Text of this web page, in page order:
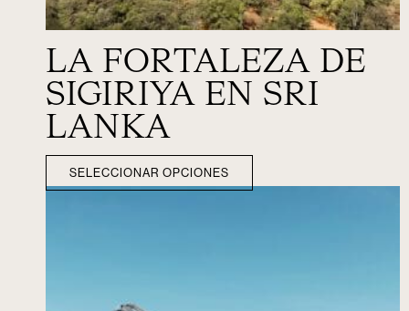
LA FORTALEZA DE
SIGIRIYA EN SRI
LANKA
SELECCIONAR OPCIONES